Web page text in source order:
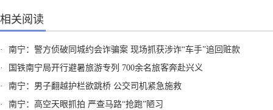
相关阅读
·
南宁：警方侦破同城约会诈骗案 现场抓获涉诈“车手”追回赃款
·
国铁南宁局开行避暑旅游专列 700余名旅客奔赴兴义
·
南宁：男子翻越护栏欲跳桥 公交司机紧急施救
·
南宁：高空天眼抓拍 严查马路“抢跑”陋习